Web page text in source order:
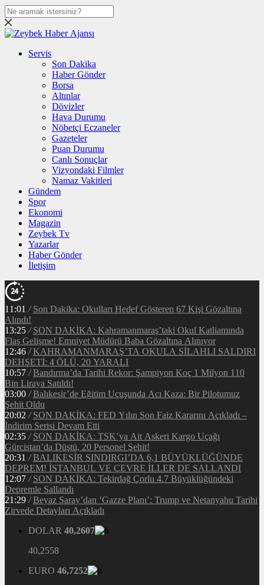
Servis
Son Dakika
Haber Gönder
Borsa
Altınlar
Dövizler
Hava Durumu
Nöbetçi Eczaneler
Gazeteler
Puan Durumu
Canlı Sonuçlar
Vizyondaki Filmler
Namaz Vakitleri
Gündem
Spor
Ekonomi
Magazin
Zeybek Tv
Yazarlar
Haber Gönder
İletişim
11:01 / Son Dakika: Okulları Hedef Gösteren 67 Kişi Gözaltına
Alındı!
13:25 / SON DAKİKA: Kahramanmaraş’taki Okul Katliamında
Flaş Gelişme! Emniyet Müdürü Baba Gözaltına Alınıyor
12:46 / KAHRAMANMARAŞ’TA OKULA SİLAHLI SALDIRI
DEHŞETİ: 4 ÖLÜ, 20 YARALI
10:57 / Bandırma’da Tarihi Rekor: Şampiyon Koç 1 Milyon 110
Bin Liraya Satıldı!
03:00 / Balıkesir’de Eğitim Uçuşunda Acı Kaza: Bir Pilotumuz
Şehit Oldu
20:02 / SON DAKİKA: FED Yılın Son Faiz Kararını Açıkladı –
İndirim Serisi Devam Etti
02:35 / SON DAKİKA: TSK’ya Ait Askeri Kargo Uçağı
Gürcistan’da Düştü, 20 Personel Şehit!
20:31 / BALIKESİR SINDIRGI’DA 6,1 BÜYÜKLÜĞÜNDE
DEPREM! İSTANBUL VE ÇEVRE İLLER DE SALLANDI
12:07 / SON DAKİKA: Tekirdağ Çorlu 4.7 Büyüklüğündeki
Depremle Sallandı
21:29 / Beyaz Saray’dan ‘Gazze Planı’: Trump ve Netanyahu Tarihi
Zirvede Detayları Açıkladı
DOLAR 40,2607
40,2558
EURO 46,7252